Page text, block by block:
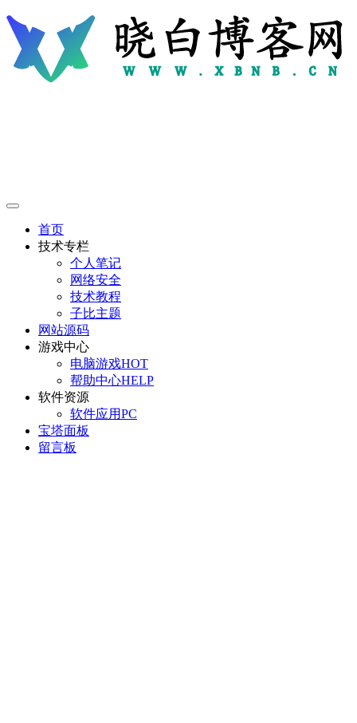
首页
技术专栏
个人笔记
网络安全
技术教程
子比主题
网站源码
游戏中心
电脑游戏HOT
帮助中心HELP
软件资源
软件应用PC
宝塔面板
留言板